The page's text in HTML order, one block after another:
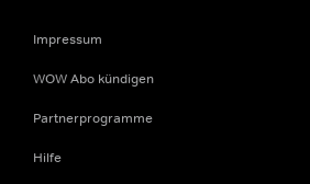
Impressum
WOW Abo kündigen
Partnerprogramme
Hilfe